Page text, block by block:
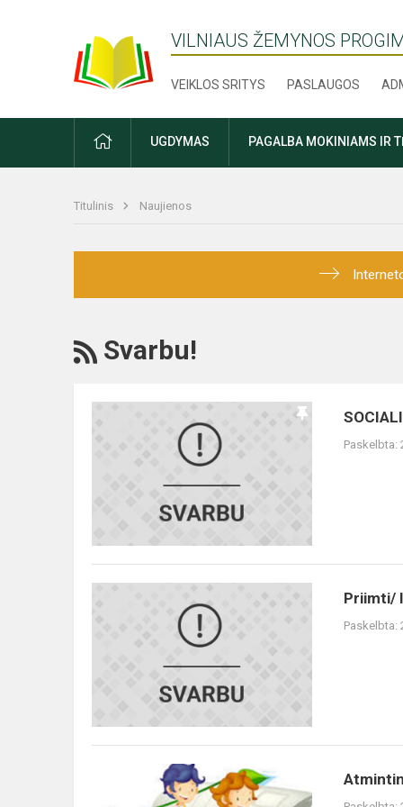
VILNIAUS ŽEMYNOS
VEIKLOS SRITYS PASLAUGOS
PRADŽIAUGDYMAS PAGALBA MOKINIAMS IR
Titulinis Naujienos
RSS
Svarbu!
Paskelbta:
Priimti/
Paskelbta: